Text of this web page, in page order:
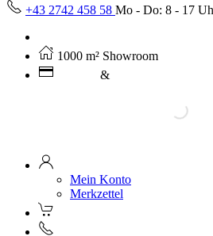
+43 2742 458 58 Mo - Do: 8 - 17
1000 m² Showroom
&
Mein Konto
Merkzettel